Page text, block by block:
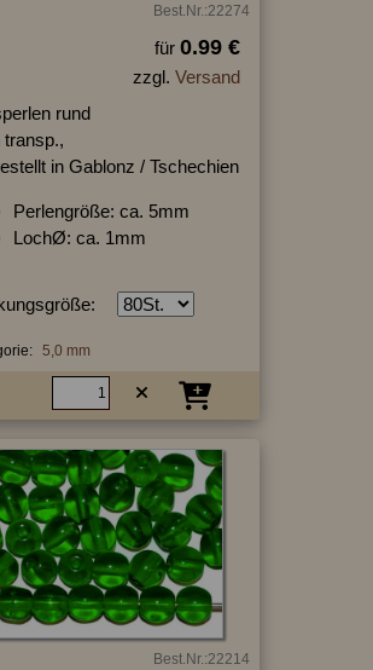
Best.Nr.:22274
für 0.99 €
zzgl. Versand
rund
transp.,
in Gablonz / Tschechien
Perlengröße: ca. 5mm
LochØ: ca. 1mm
5,0 mm
Best.Nr.:22214